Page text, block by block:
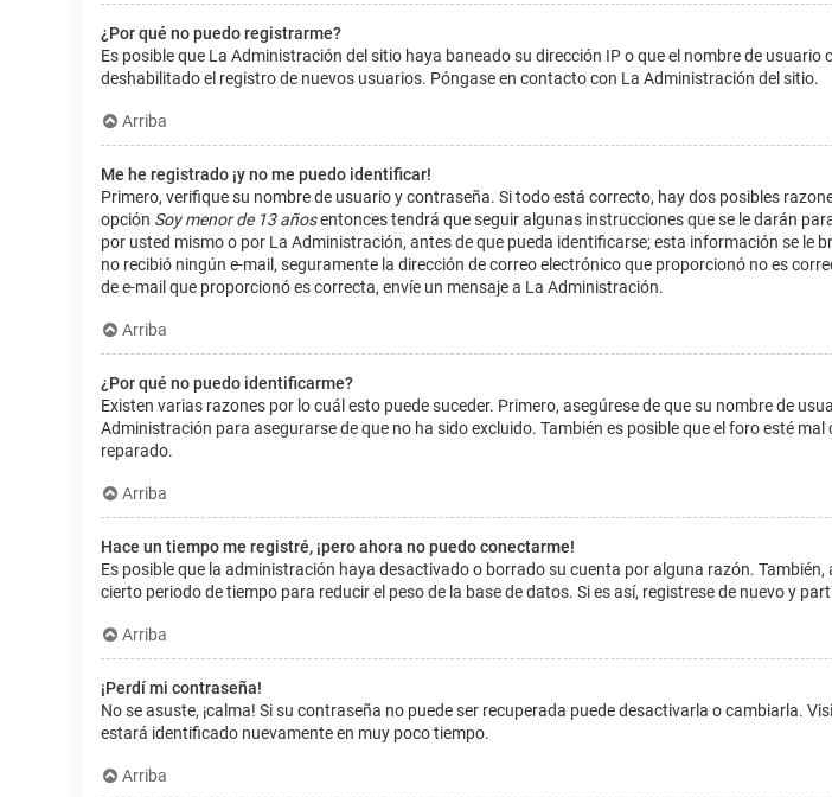
¿Por qué no puedo registrarme?
Es posible que La Administración del sitio haya baneado su dirección IP o que el nombre de
deshabilitado el registro de nuevos usuarios. Póngase en contacto con La Administración del sitio.
Arriba
Me he registrado ¡y no me puedo identificar!
Primero, verifique su nombre de usuario y contraseña. Si todo está correcto, hay dos posibles
opción Soy menor de 13 añosentonces tendrá que seguir algunas instrucciones que se le darán
por usted mismo o por La Administración, antes de que pueda identificarse; esta información se le
no recibió ningún e-mail, seguramente la dirección de correo electrónico que proporcionó no es
de e-mail que proporcionó es correcta, envíe un mensaje a La Administración.
Arriba
¿Por qué no puedo identificarme?
Existen varias razones por lo cuál esto puede suceder. Primero, asegúrese de que su nombre de
Administración para asegurarse de que no ha sido excluido. También es posible que el foro esté
reparado.
Arriba
Hace un tiempo me registré, ¡pero ahora no puedo conectarme!
Es posible que la administración haya desactivado o borrado su cuenta por alguna razón.
cierto periodo de tiempo para reducir el peso de la base de datos. Si es así, registrese de nuevo y
Arriba
¡Perdí mi contraseña!
No se asuste, ¡calma! Si su contraseña no puede ser recuperada puede desactivarla o cambiarla.
estará identificado nuevamente en muy poco tiempo.
Arriba